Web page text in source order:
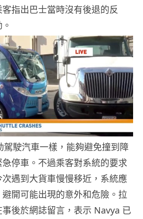
指出巴士當時沒有後退的反
駕駛汽車一樣，能夠避免撞到障
停車。不過乘客對系統的要求
遇到大貨車慢慢移近，系統應
開可能出現的意外和危險。拉
後於網誌留言，表示 Navya 已